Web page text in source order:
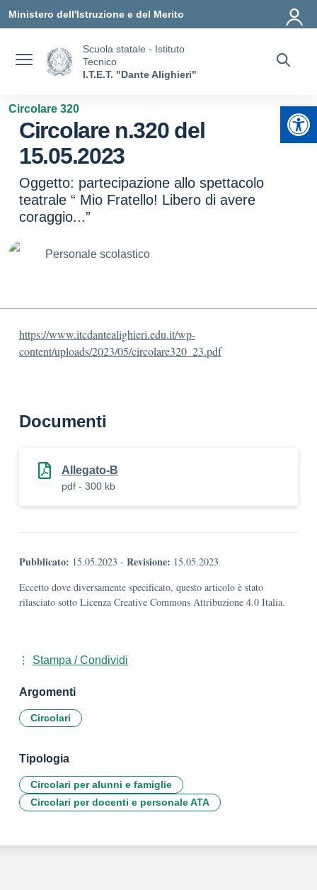
Ministero dell'Istruzione e del Merito
Scuola statale - Istituto
Tecnico
I.T.E.T. "Dante Alighieri"
Circolare 320
Circolare n.320 del
15.05.2023
Oggetto: partecipazione allo spettacolo
teatrale “ Mio Fratello! Libero di avere
coraggio...”
Personale scolastico
https://www.itcdantealighieri.edu.it/wp-
content/uploads/2023/05/circolare320_23.pdf
Documenti
Allegato-B
pdf - 300 kb
Pubblicato: 15.05.2023 - Revisione: 15.05.2023
Eccetto dove diversamente specificato, questo articolo è stato
rilasciato sotto Licenza Creative Commons Attribuzione 4.0 Italia.
Stampa / Condividi
Argomenti
Circolari
Tipologia
Circolari per alunni e famiglie
Circolari per docenti e personale ATA